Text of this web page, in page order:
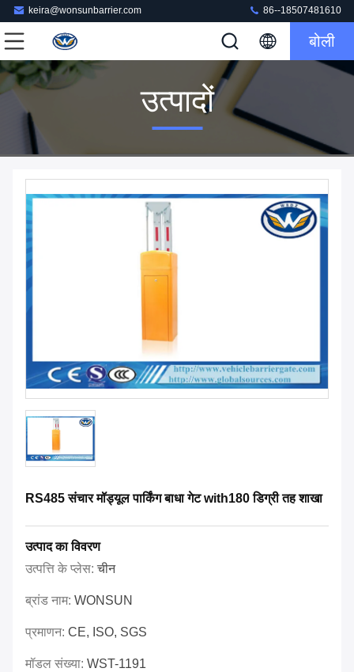
keira@wonsunbarrier.com 86--18507481610
बोली
उत्पादों
RS485 संचार मॉड्यूल पार्किंग बाधा गेट with180 डिग्री तह शाखा
उत्पाद का विवरण
उत्पत्ति के प्लेस:चीन
ब्रांड नाम: WONSUN
प्रमाणन: CE, ISO, SGS
मॉडल संख्या: WST-1191